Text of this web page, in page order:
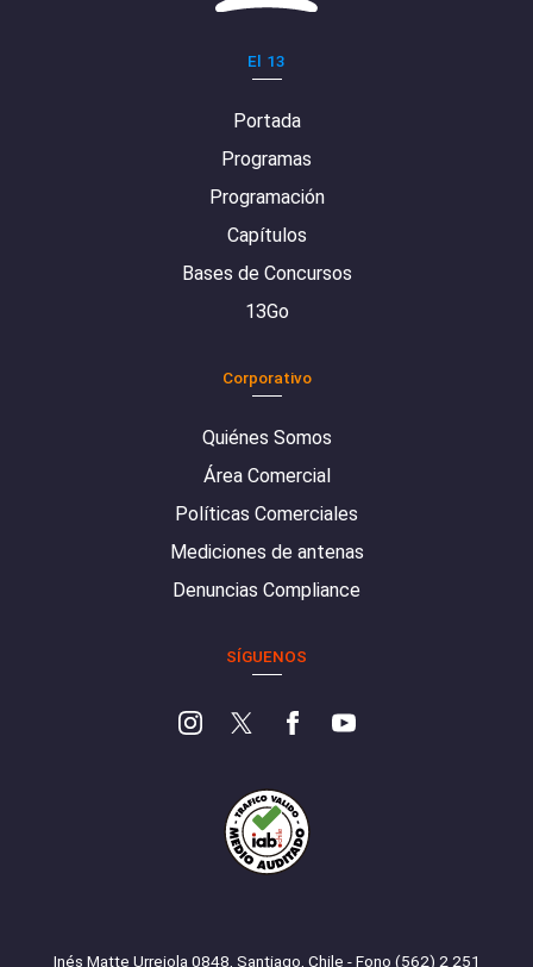
El 13
Portada
Programas
Programación
Capítulos
Bases de Concursos
13Go
Corporativo
Quiénes Somos
Área Comercial
Políticas Comerciales
Mediciones de antenas
Denuncias Compliance
SÍGUENOS
Inés Matte Urrejola 0848, Santiago, Chile - Fono (562) 2 251